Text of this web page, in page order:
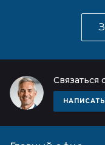
Связаться
НАПИСАТЬ